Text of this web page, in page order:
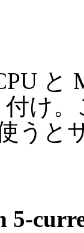
と
け
うと
5-